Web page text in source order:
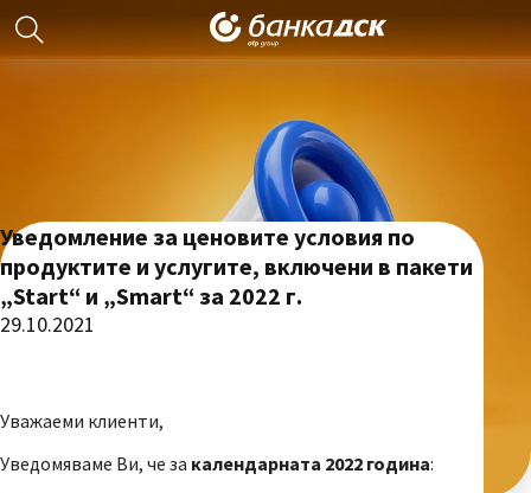
Уведомление за ценовите условия по
продуктите и услугите, включени в пакети
„Start“ и „Smart“ за 2022 г.
29.10.2021
Уважаеми клиенти,
Уведомяваме Ви, че за календарната 2022 година: